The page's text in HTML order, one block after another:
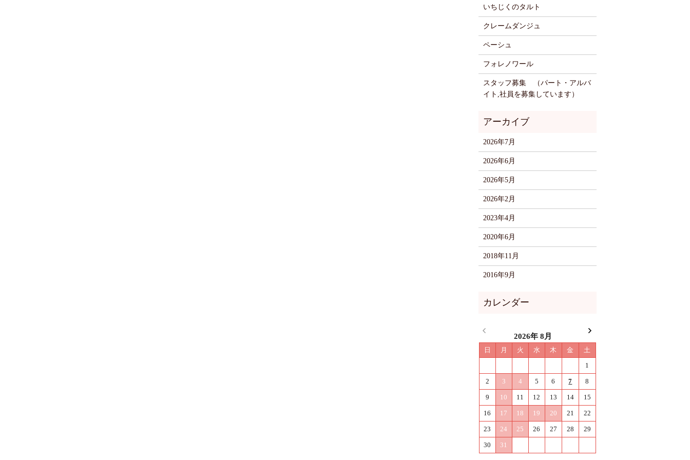
いちじくのタルト
クレームダンジュ
ペーシュ
フォレノワール
スタッフ募集 （パート・アルバ
イト,社員を募集しています）
2026年7月
2026年6月
2026年5月
2026年2月
2023年4月
2020年6月
2018年11月
2016年9月
2026年 8月
日 月 火 水 木 金
土
1
2 3 4 5 6 7 8
9 10 11 12 13 14 15
16 17 18 19 20 21 22
23 24 25 26 27 28 29
30 31